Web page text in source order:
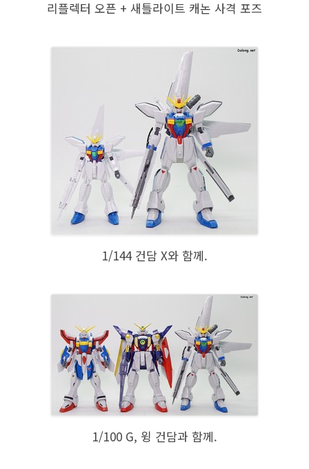
리플렉터 오픈 + 새틀라이트 캐논 사격 포즈
1/144 건담 X와 함께.
1/100 G, 윙 건담과 함께.